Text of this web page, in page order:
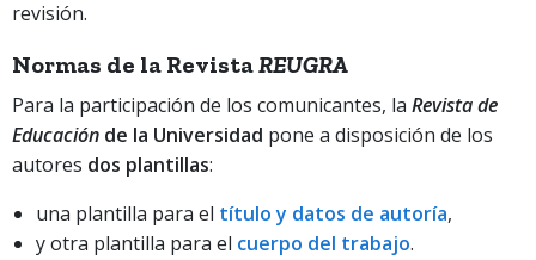
revisión.
Normas de la RevistaREUGRA
Para la participación de los comunicantes, la Revista de
Educación de la Universidad pone a disposición de los
autores dos plantillas:
una plantilla para el título y datos de autoría,
y otra plantilla para el cuerpo del trabajo.